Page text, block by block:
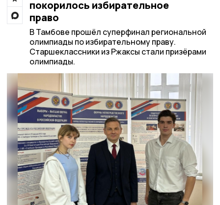
покорилось избирательное
право
В Тамбове прошёл суперфинал региональной
олимпиады по избирательному праву.
Старшеклассники из Ржаксы стали призёрами
олимпиады.